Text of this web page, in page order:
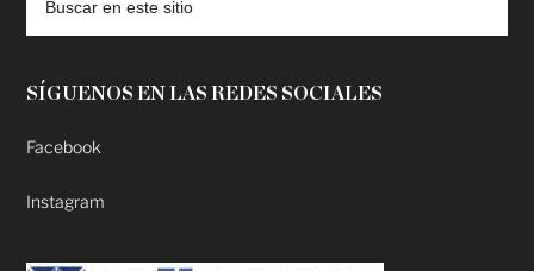
SÍGUENOS EN LAS REDES SOCIALES
Facebook
Instagram